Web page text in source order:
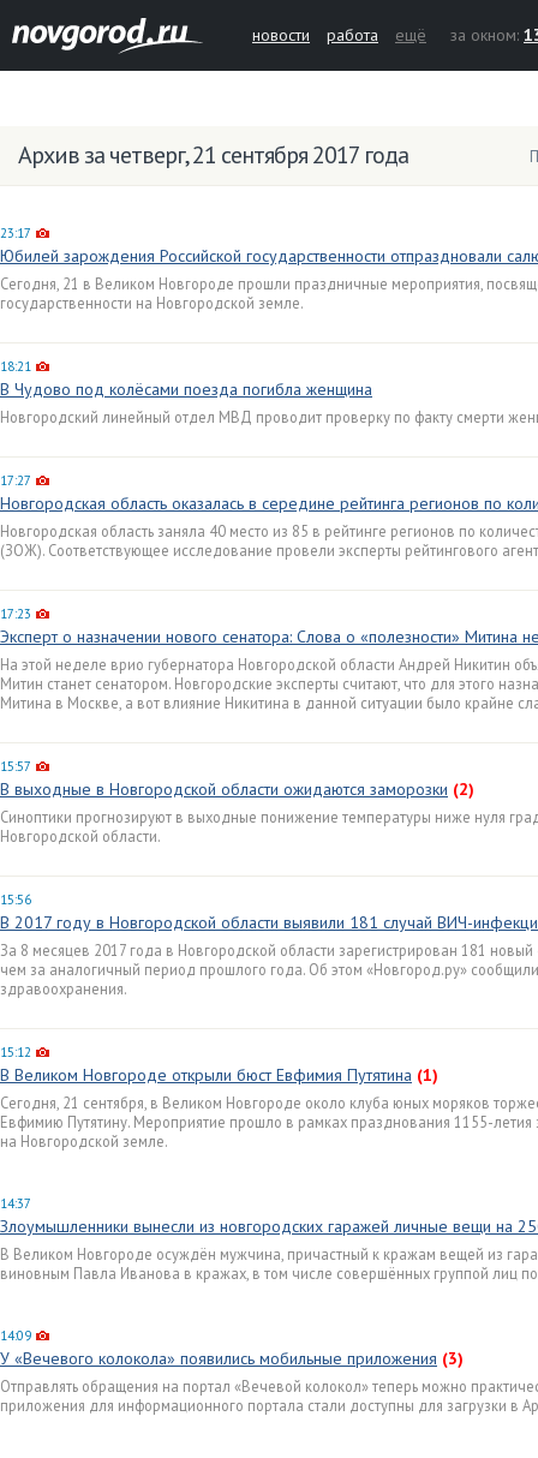
новости работа ещё за окном:
Архив за четверг, 21 сентября 2017 года
23:17
Юбилей зарождения Российской государственности отпраздновали
Сегодня, 21 в Великом Новгороде прошли праздничные мероприятия,
государственности на Новгородской земле.
18:21
В Чудово под колёсами поезда погибла женщина
Новгородский линейный отдел МВД проводит проверку по факту смерти
17:27
Новгородская область оказалась в середине рейтинга регионов по
Новгородская область заняла 40 место из 85 в рейтинге регионов по
(ЗОЖ). Соответствующее исследование провели эксперты рейтингового
17:23
Эксперт о назначении нового сенатора: Слова о «полезности»
На этой неделе врио губернатора Новгородской области Андрей Никитин
Митин станет сенатором. Новгородские эксперты считают, что для этого
Митина в Москве, а вот влияние Никитина в данной ситуации было крайне
15:57
В выходные в Новгородской области ожидаются заморозки (2)
Синоптики прогнозируют в выходные понижение температуры ниже нуля
Новгородской области.
15:56
В 2017 году в Новгородской области выявили 181 случай ВИЧ-
За 8 месяцев 2017 года в Новгородской области зарегистрирован 181
чем за аналогичный период прошлого года. Об этом «Новгород.ру»
здравоохранения.
15:12
В Великом Новгороде открыли бюст Евфимия Путятина (1)
Сегодня, 21 сентября, в Великом Новгороде около клуба юных моряков
Евфимию Путятину. Мероприятие прошло в рамках празднования 1155-летия
на Новгородской земле.
14:37
Злоумышленники вынесли из новгородских гаражей личные вещи на
В Великом Новгороде осуждён мужчина, причастный к кражам вещей из
виновным Павла Иванова в кражах, в том числе совершённых группой лиц
14:09
У «Вечевого колокола» появились мобильные приложения (3)
Отправлять обращения на портал «Вечевой колокол» теперь можно
приложения для информационного портала стали доступны для загрузки в